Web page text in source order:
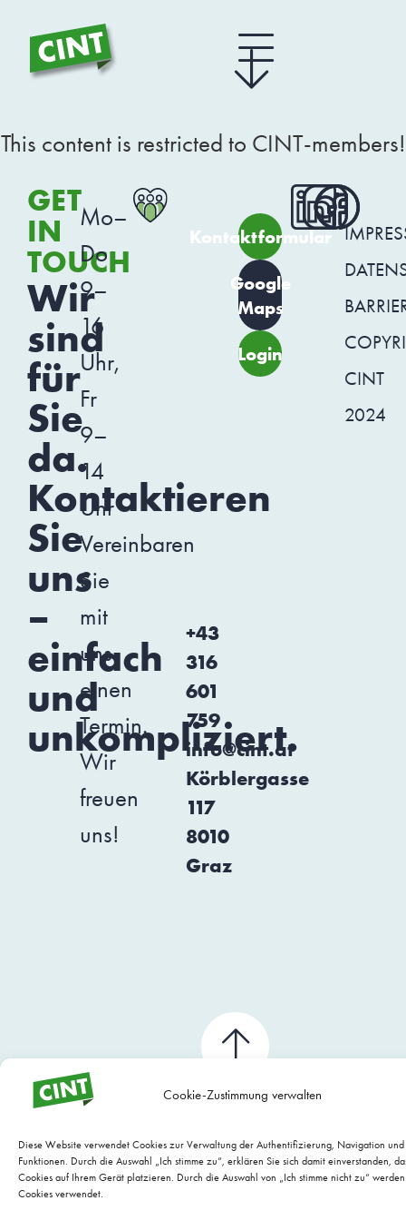
Cookie-Zustimmung verwalten
Diese Website verwendet Cookies zur Verwaltung der Authentifizierung, Navigation
Funktionen. Durch die Auswahl „Ich stimme zu“, erklären Sie sich damit einverstanden,
Cookies auf Ihrem Gerät platzieren. Durch die Auswahl von „Ich stimme nicht zu“
Cookies verwendet.
This content is restricted to CINT-members!
GET
IN
TOUCH
Wir
sind
für
Sie
da.
Kontaktieren
Sie
uns
–
einfach
und
unkompliziert.
Mo–
Do
9–
16
Uhr,
Fr
9–
14
Uhr
Vereinbaren
Sie
mit
uns
einen
Termin.
Wir
freuen
uns!
Körblergasse
117
8010
Graz
+43
316
601
759
info@cint.at
Kontaktformular
Google
Maps
Login
CINT
2024